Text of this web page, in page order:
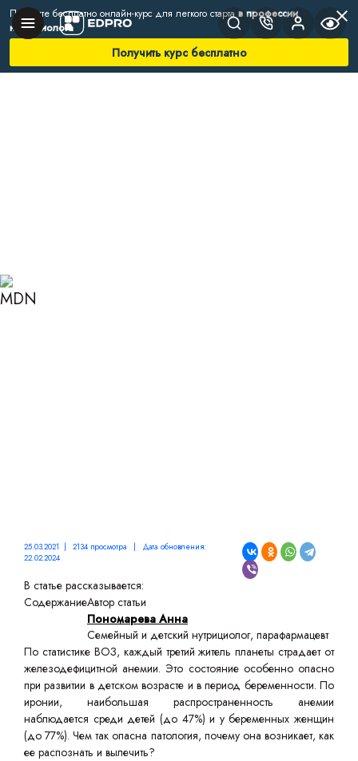
Получите бесплатно онлайн-курс для легкого стартав профессии
нутрициолога
Получить курс бесплатно
25.03.2021 | 2134 просмотра | Дата обновления:
22.02.2024
В статье рассказывается:
СодержаниеАвтор статьи
Пономарева Анна
Семейный и детский нутрициолог, парафармацевт
По статистике ВОЗ, каждый третий житель планеты страдает от
железодефицитной анемии. Это состояние особенно опасно
при развитии в детском возрасте и в период беременности. По
иронии, наибольшая распространенность анемии
наблюдается среди детей (до 47%) и у беременных женщин
(до 77%). Чем так опасна патология, почему она возникает, как
ее распознать и вылечить?